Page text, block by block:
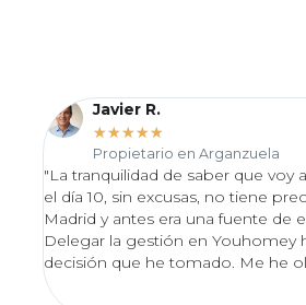
Javier R.
★★★★★
Propietario en Arganzuela
"La tranquilidad de saber que voy
el día 10, sin excusas, no tiene
Madrid y antes era una fuente de
Delegar la gestión en Youhomey
decisión que he tomado. Me he